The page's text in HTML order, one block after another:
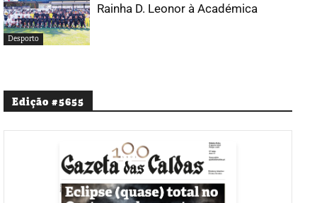
Desporto
Rainha D. Leonor à Académica
Edição #5655